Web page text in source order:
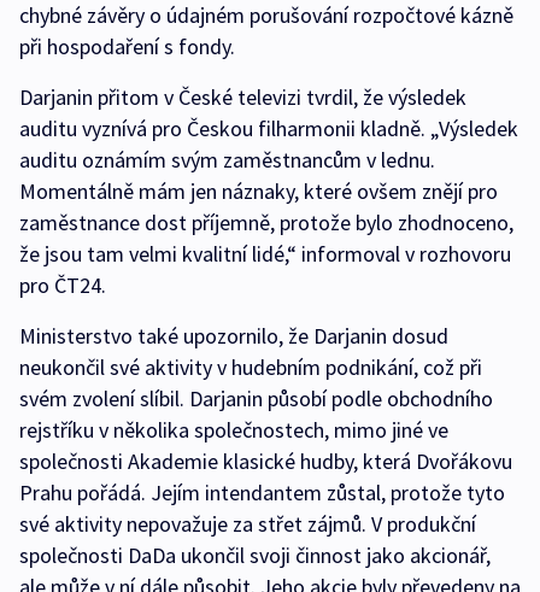
chybné závěry o údajném porušování rozpočtové kázně
při hospodaření s fondy.
Darjanin přitom v České televizi tvrdil, že výsledek
auditu vyznívá pro Českou filharmonii kladně. „Výsledek
auditu oznámím svým zaměstnancům v lednu.
Momentálně mám jen náznaky, které ovšem znějí pro
zaměstnance dost příjemně, protože bylo zhodnoceno,
že jsou tam velmi kvalitní lidé,“ informoval v rozhovoru
pro ČT24.
Ministerstvo také upozornilo, že Darjanin dosud
neukončil své aktivity v hudebním podnikání, což při
svém zvolení slíbil. Darjanin působí podle obchodního
rejstříku v několika společnostech, mimo jiné ve
společnosti Akademie klasické hudby, která Dvořákovu
Prahu pořádá. Jejím intendantem zůstal, protože tyto
své aktivity nepovažuje za střet zájmů. V produkční
společnosti DaDa ukončil svoji činnost jako akcionář,